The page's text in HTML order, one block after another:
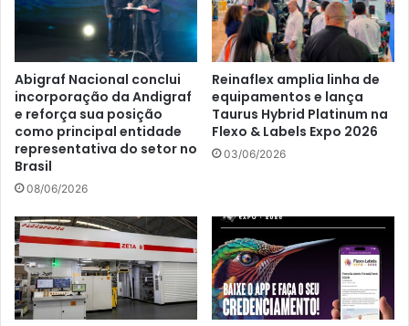
Abigraf Nacional conclui
incorporação da Andigraf
e reforça sua posição
como principal entidade
representativa do setor no
Brasil
08/06/2026
Reinaflex amplia linha de
equipamentos e lança
Taurus Hybrid Platinum na
Flexo & Labels Expo 2026
03/06/2026